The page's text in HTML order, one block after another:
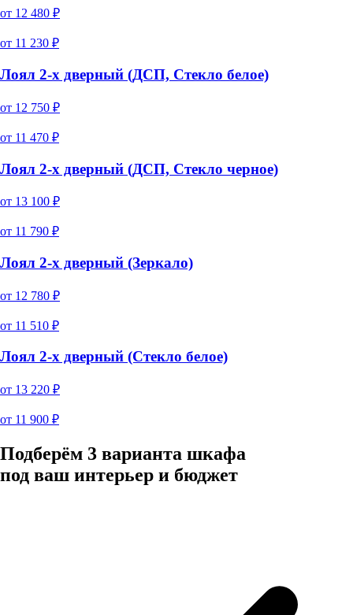
от 12 480 ₽
от 11 230 ₽
Лоял 2-х дверный (ДСП, Стекло белое)
от 12 750 ₽
от 11 470 ₽
Лоял 2-х дверный (ДСП, Стекло черное)
от 13 100 ₽
от 11 790 ₽
Лоял 2-х дверный (Зеркало)
от 12 780 ₽
от 11 510 ₽
Лоял 2-х дверный (Стекло белое)
от 13 220 ₽
от 11 900 ₽
Подберём 3 варианта шкафа
под ваш интерьер и бюджет